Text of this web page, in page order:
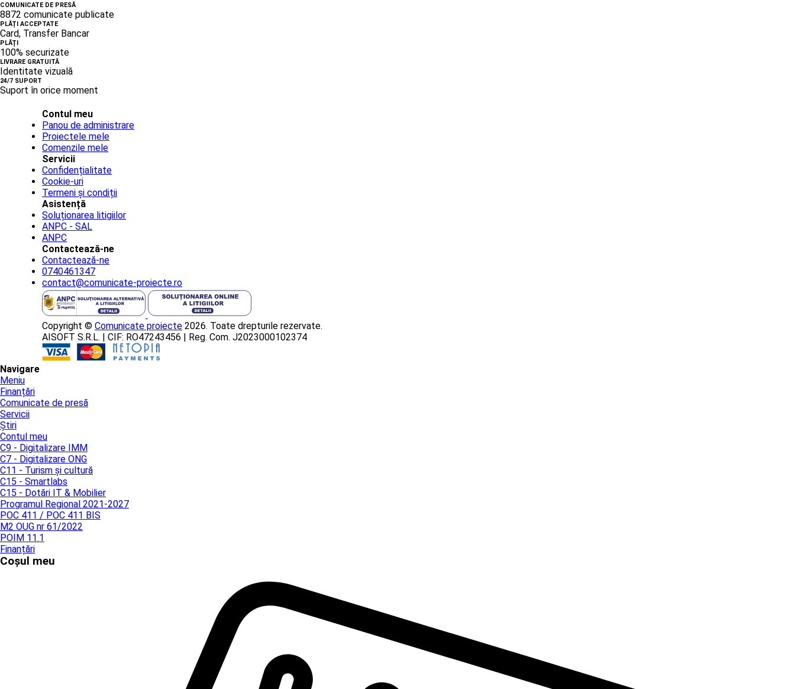
COMUNICATE DE PRESĂ
8872 comunicate publicate
PLĂȚI ACCEPTATE
Card, Transfer Bancar
PLĂȚI
100% securizate
LIVRARE GRATUITĂ
Identitate vizuală
24/7 SUPORT
Suport în orice moment
Contul meu
Panou de administrare
Proiectele mele
Comenzile mele
Servicii
Confidențialitate
Cookie-uri
Termeni și condiții
Asistență
Soluționarea litigiilor
ANPC - SAL
ANPC
Contactează-ne
Contactează-ne
0740461347
contact@comunicate-proiecte.ro
Copyright © Comunicate proiecte 2026. Toate drepturile rezervate.
AISOFT S.R.L. | CIF: RO47243456 | Reg. Com. J2023000102374
Navigare
Meniu
Finanțări
Comunicate de presă
Servicii
Știri
Contul meu
C9 - Digitalizare IMM
C7 - Digitalizare ONG
C11 - Turism și cultură
C15 - Smartlabs
C15 - Dotări IT & Mobilier
Programul Regional 2021-2027
POC 411 / POC 411 BIS
M2 OUG nr 61/2022
POIM 11.1
Finanțări
Coșul meu